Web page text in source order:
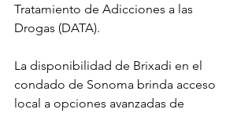
Tratamiento de Adicciones a las
Drogas (DATA).
La disponibilidad de Brixadi en el
condado de Sonoma brinda acceso
local a opciones avanzadas de